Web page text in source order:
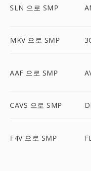
SLN 으로 SMP
MKV 으로 SMP
AAF 으로 SMP
CAVS 으로 SMP
F4V 으로 SMP